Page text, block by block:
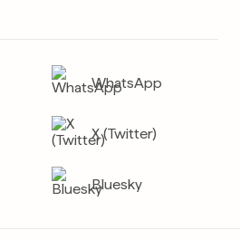
WhatsApp
X (Twitter)
Bluesky